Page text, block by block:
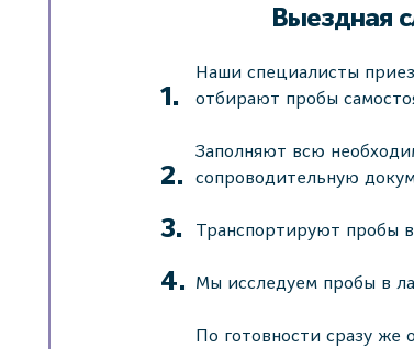
Выездная
Наши специалисты
отбирают пробы
Заполняют всю
сопроводительную
Транспортируют пробы
Мы исследуем пробы в
По готовности сразу же